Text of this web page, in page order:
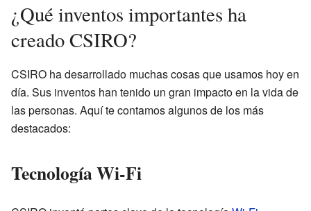
¿Qué inventos importantes ha
creado CSIRO?
CSIRO ha desarrollado muchas cosas que usamos hoy en
día. Sus inventos han tenido un gran impacto en la vida de
las personas. Aquí te contamos algunos de los más
destacados:
Tecnología Wi-Fi